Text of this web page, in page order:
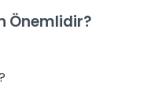
Önemlidir?